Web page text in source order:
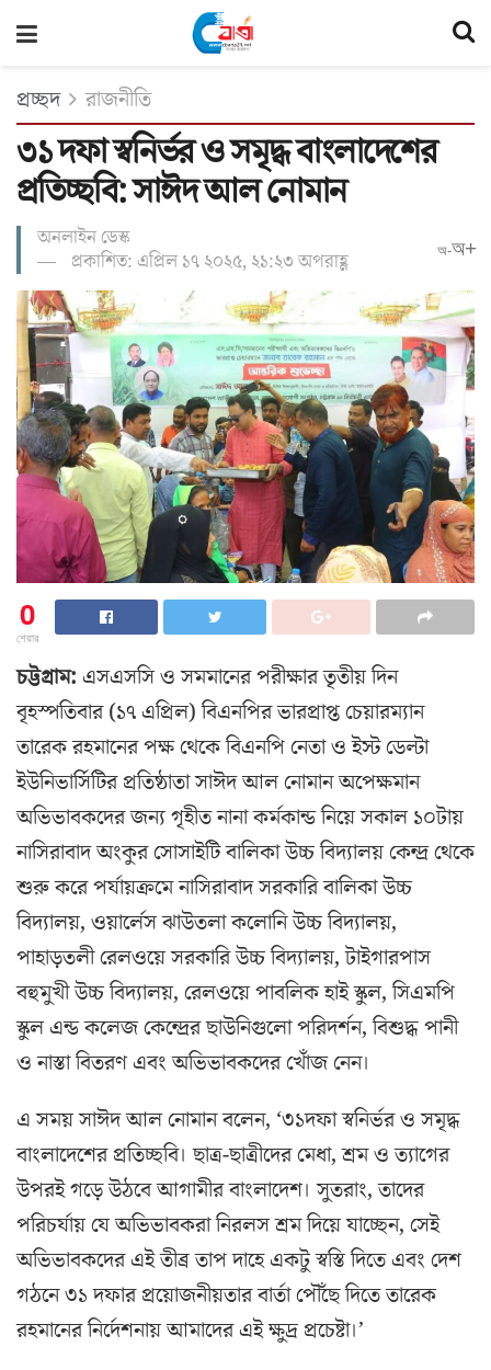
প্রচ্ছদ রাজনীতি
৩১ দফা স্বনির্ভর ও সমৃদ্ধ বাংলাদেশের
প্রতিচ্ছবি: সাঈদ আল নোমান
অনলাইন ডেস্ক
প্রকাশিত: এপ্রিল ১৭ ২০২৫, ২১:২৩ অপরাহ্ণ
অ-অ+
0
শেয়ার
চট্টগ্রাম: এসএসসি ও সমমানের পরীক্ষার তৃতীয় দিন
বৃহস্পতিবার (১৭ এপ্রিল) বিএনপির ভারপ্রাপ্ত চেয়ারম্যান
তারেক রহমানের পক্ষ থেকে বিএনপি নেতা ও ইস্ট ডেল্টা
ইউনিভার্সিটির প্রতিষ্ঠাতা সাঈদ আল নোমান অপেক্ষমান
অভিভাবকদের জন্য গৃহীত নানা কর্মকান্ড নিয়ে সকাল ১০টায়
নাসিরাবাদ অংকুর সোসাইটি বালিকা উচ্চ বিদ্যালয় কেন্দ্র থেকে
শুরু করে পর্যায়ক্রমে নাসিরাবাদ সরকারি বালিকা উচ্চ
বিদ্যালয়, ওয়ার্লেস ঝাউতলা কলোনি উচ্চ বিদ্যালয়,
পাহাড়তলী রেলওয়ে সরকারি উচ্চ বিদ্যালয়, টাইগারপাস
বহুমুখী উচ্চ বিদ্যালয়, রেলওয়ে পাবলিক হাই স্কুল, সিএমপি
স্কুল এন্ড কলেজ কেন্দ্রের ছাউনিগুলো পরিদর্শন, বিশুদ্ধ পানী
ও নাস্তা বিতরণ এবং অভিভাবকদের খোঁজ নেন।
এ সময় সাঈদ আল নোমান বলেন, ‘৩১দফা স্বনির্ভর ও সমৃদ্ধ
বাংলাদেশের প্রতিচ্ছবি। ছাত্র-ছাত্রীদের মেধা, শ্রম ও ত্যাগের
উপরই গড়ে উঠবে আগামীর বাংলাদেশ। সুতরাং, তাদের
পরিচর্যায় যে অভিভাবকরা নিরলস শ্রম দিয়ে যাচ্ছেন, সেই
অভিভাবকদের এই তীব্র তাপ দাহে একটু স্বস্তি দিতে এবং দেশ
গঠনে ৩১ দফার প্রয়োজনীয়তার বার্তা পৌঁছে দিতে তারেক
রহমানের নির্দেশনায় আমাদের এই ক্ষুদ্র প্রচেষ্টা।’